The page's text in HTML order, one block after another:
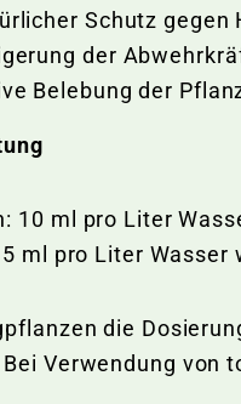
Schutz gegen
der
Belebung der
10 ml pro Liter
ml pro Liter Wasser
die
Verwendung von